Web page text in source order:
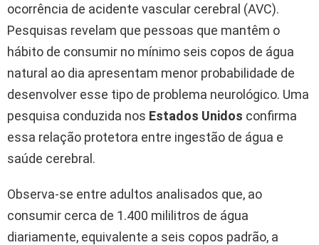
ocorrência de acidente vascular cerebral (AVC).
Pesquisas revelam que pessoas que mantêm o
hábito de consumir no mínimo seis copos de água
natural ao dia apresentam menor probabilidade de
desenvolver esse tipo de problema neurológico. Uma
pesquisa conduzida nos Estados Unidos confirma
essa relação protetora entre ingestão de água e
saúde cerebral.
Observa-se entre adultos analisados que, ao
consumir cerca de 1.400 mililitros de água
diariamente, equivalente a seis copos padrão, a